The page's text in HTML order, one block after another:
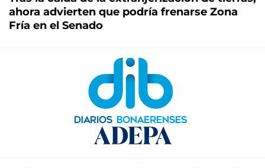
ahora advierten que podría frenarse Zona
Fría en el Senado